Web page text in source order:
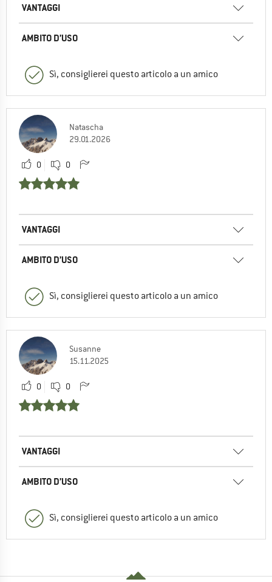
VANTAGGI
AMBITO D’USO
Sì, consiglierei questo articolo a un amico
Natascha
29.01.2026
0 0
VANTAGGI
AMBITO D’USO
Sì, consiglierei questo articolo a un amico
Susanne
15.11.2025
0 0
VANTAGGI
AMBITO D’USO
Sì, consiglierei questo articolo a un amico